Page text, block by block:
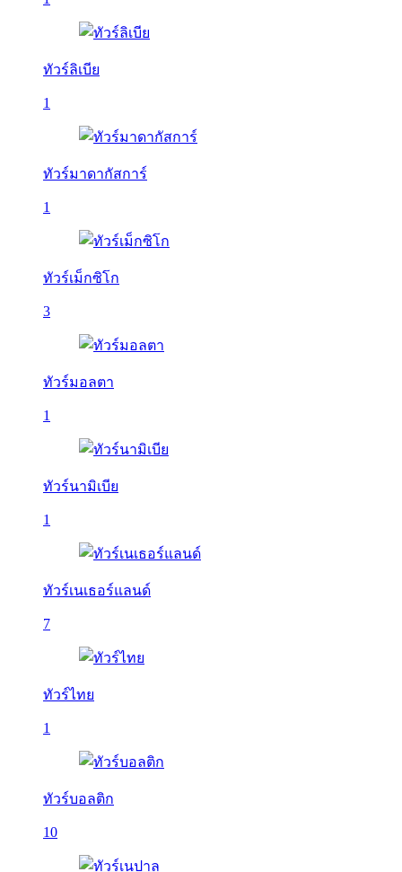
ทัวร์ลิเบีย
1
ทัวร์มาดากัสการ์
1
ทัวร์เม็กซิโก
3
ทัวร์มอลตา
1
ทัวร์นามิเบีย
1
ทัวร์เนเธอร์แลนด์
7
ทัวร์ไทย
1
ทัวร์บอลติก
10